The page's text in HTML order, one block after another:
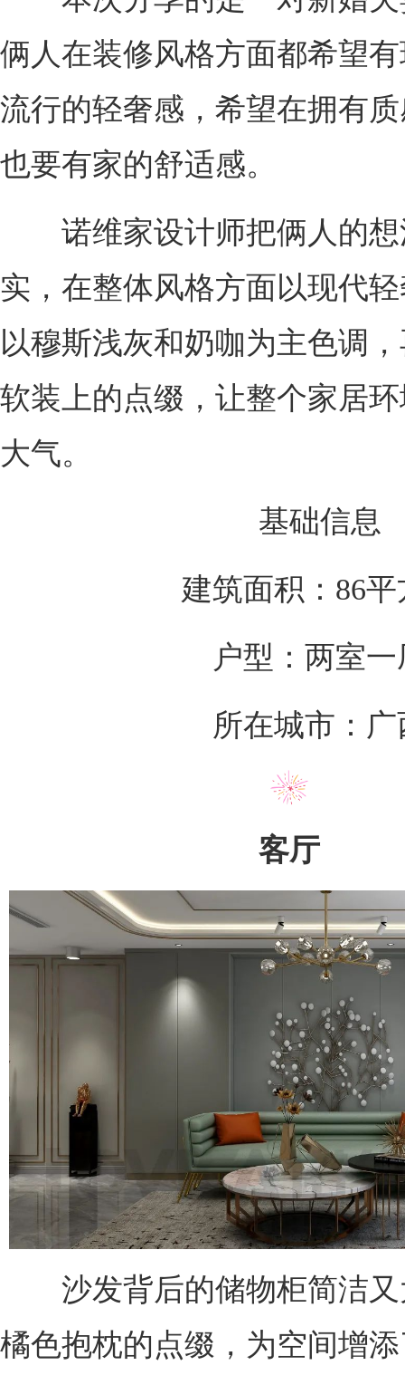
俩人在装修风格方面都希望
流行的轻奢感，希望在拥有
也要有家的舒适感。
诺维家设计师把俩人的想
实，在整体风格方面以现代
以穆斯浅灰和奶咖为主色调
软装上的点缀，让整个家居
大气。
基础信息
建筑面积：86平
户型：两室一
所在城市：广
客厅
沙发背后的储物柜简洁又
橘色抱枕的点缀，为空间增